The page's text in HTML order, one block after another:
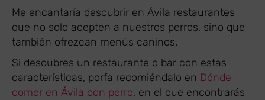
Me encantaría descubrir en Ávila restaurantes
que no solo acepten a nuestros perros, sino que
también ofrezcan menús caninos.
Si descubres un restaurante o bar con estas
características, porfa recomiéndalo en Dónde
comer en Ávila con perro, en el que encontrarás